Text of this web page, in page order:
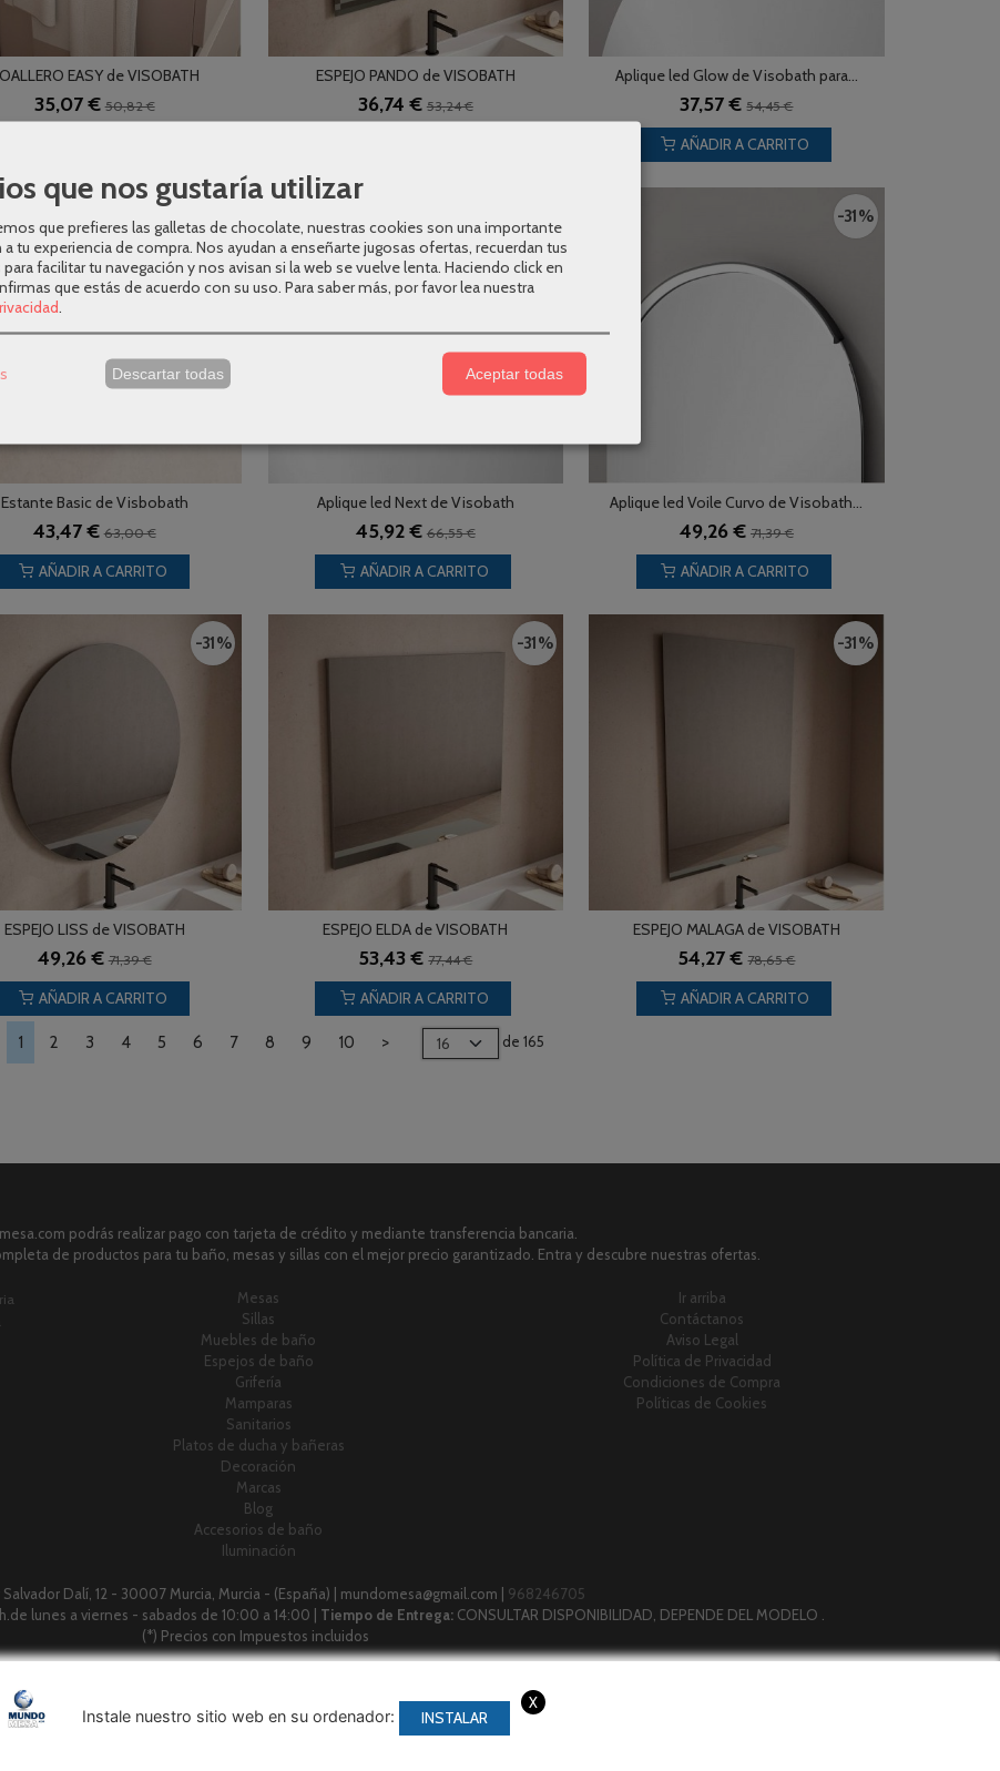
EASY de VISOBATH
35,07 €50,82 €
ESPEJO PANDO de VISOBATH
36,74 € 53,24 €
Aplique led Glow de Visobath para...
37,57 €54,45 €
AÑADIR A CARRITO
-31 %
Estante Basic de Visbobath
43,47 €63,00 €
AÑADIR A CARRITO
Aplique led Next de Visobath
45,92 € 66,55 €
AÑADIR A CARRITO
-31 %
Aplique led Voile Curvo de Visobath...
49,26 € 71,39 €
AÑADIR A CARRITO
-31 %
ESPEJO LISS de VISOBATH
49,26 €71,39 €
AÑADIR A CARRITO
-31 %
ESPEJO ELDA de VISOBATH
53,43 €77,44 €
AÑADIR A CARRITO
-31 %
ESPEJO MALAGA de VISOBATH
54,27 €78,65 €
AÑADIR A CARRITO
1 2 3 4 5 6 7 8 9 10 > de 165
podrás realizar pago con tarjeta de crédito y mediante transferencia bancaria.
de productos para tu baño, mesas y sillas con el mejor precio garantizado. Entra y descubre nuestras ofertas.
Mesas
Sillas
Muebles de baño
Espejos de baño
Grifería
Mamparas
Sanitarios
Platos de ducha y bañeras
Decoración
Marcas
Blog
Accesorios de baño
Iluminación
Ir arriba
Contáctanos
Aviso Legal
Política de Privacidad
Condiciones de Compra
Políticas de Cookies
Dalí, 12 - 30007 Murcia, Murcia - (España) | mundomesa@gmail.com | 968246705
lunes a viernes - sabados de 10:00 a 14:00 | Tiempo de Entrega: CONSULTAR DISPONIBILIDAD, DEPENDE DEL MODELO .
(*) Precios con Impuestos incluidos
Instale nuestro sitio web en su ordenador: INSTALAR
X
que nos gustaría utilizar
que prefieres las galletas de chocolate, nuestras cookies son una importante
tu experiencia de compra. Nos ayudan a enseñarte jugosas ofertas, recuerdan tus
facilitar tu navegación y nos avisan si la web se vuelve lenta. Haciendo click en
que estás de acuerdo con su uso. Para saber más, por favor lea nuestra
Descartar todas Aceptar todas